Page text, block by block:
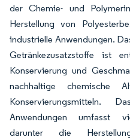
der Chemie- und
Herstellung von
industrielle Anwendungen.
Getränkezusatzstoffe ist
Konservierung und
nachhaltige chemische
Konservierungsmitteln.
Anwendungen umfasst
darunter die